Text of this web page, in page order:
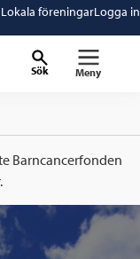
Lokala föreningarLogga in
Sök Meny
Barncancerfonden